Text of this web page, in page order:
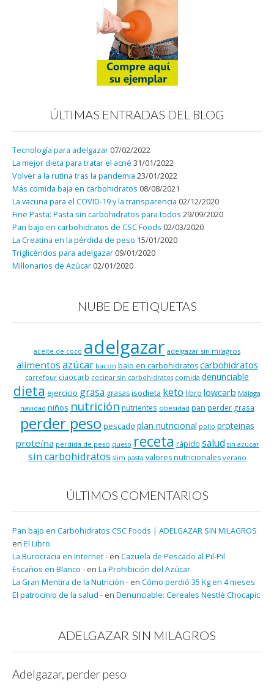
ÚLTIMAS ENTRADAS DEL BLOG
Tecnología para adelgazar 07/02/2022
La mejor dieta para tratar el acné 31/01/2022
Volver a la rutina tras la pandemia 23/01/2022
Más comida baja en carbohidratos 08/08/2021
La vacuna para el COVID-19 y la transparencia 02/12/2020
Fine Pasta: Pasta sin carbohidratos para todos 29/09/2020
Pan bajo en carbohidratos de CSC Foods 02/03/2020
La Creatina en la pérdida de peso 15/01/2020
Triglicéridos para adelgazar 09/01/2020
Millonarios de Azúcar 02/01/2020
NUBE DE ETIQUETAS
aceite de coco adelgazar adelgazar sin milagros
alimentos azúcar bacon bajo en carbohidratos carbohidratos
carrefour ciaocarb cocinar sin carbohidratos comida denunciable
dieta ejercicio grasa grasasisodieta keto libro lowcarb Málaga
navidad niños nutrición nutrientes obesidad pan perder grasa
perder peso pescado plan nutricional pollo proteinas
proteína pérdida de peso queso receta rápido salud sin azúcar
sin carbohidratos slim pasta valores nutricionales verano
ÚLTIMOS COMENTARIOS
Pan bajo en Carbohidratos CSC Foods | ADELGAZAR SIN MILAGROS
en El Libro
La Burocracia en Internet - en Cazuela de Pescado al Pil-Pil
Escaños en Blanco - en La Prohibición del Azúcar
La Gran Mentira de la Nutrición - en Cómo perdió 35 Kg en 4 meses
El patrocinio de la salud - en Denunciable: Cereales Nestlé Chocapic
ADELGAZAR SIN MILAGROS
Adelgazar, perder peso